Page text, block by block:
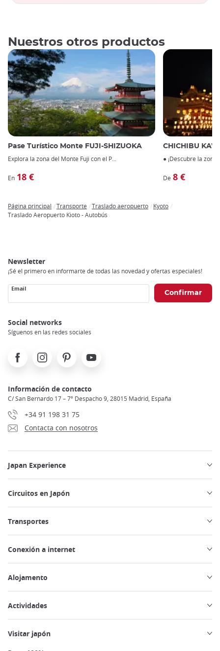
Nuestros otros productos
Pase Turístico Monte FUJI-SHIZUOKA
Explora la zona del Monte Fuji con el P
En 18 €
CHICHIBU
● ¡Descubre la zona
De 8 €
Breadcrumb
Página principal Transporte Traslado aeropuerto
Kyoto
Traslado Aeropuerto Kioto - Autobús
Newsletter
¡Sé el primero en informarte de todas las novedad y ofertas especiales!
Email
Social networks
Síguenos en las redes sociales
FacebookInstagramPinterest Youtube
Información de contacto
C/ San Bernardo 17 – 7º Despacho 9, 28015 Madrid, España
+34 91 198 31 75
Contacta con nosotros
Japan Experience
Circuitos en Japón
Transportes
Conexión a internet
Alojamento
Actividades
Visitar japón